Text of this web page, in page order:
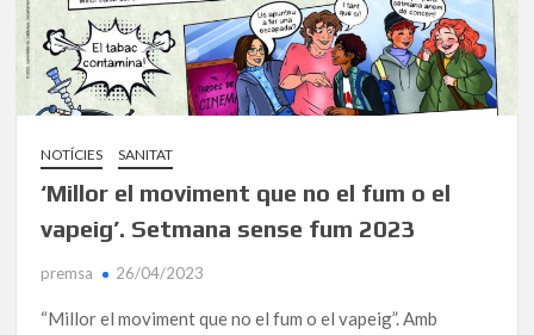
NOTÍCIES SANITAT
‘Millor el moviment que no el fum o el
vapeig’. Setmana sense fum 2023
premsa 26/04/2023
“Millor el moviment que no el fum o el vapeig”. Amb